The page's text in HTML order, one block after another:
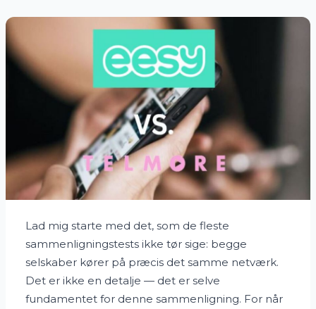
Lad mig starte med det, som de fleste
sammenligningstests ikke tør sige: begge
selskaber kører på præcis det samme netværk.
Det er ikke en detalje — det er selve
fundamentet for denne sammenligning. For når